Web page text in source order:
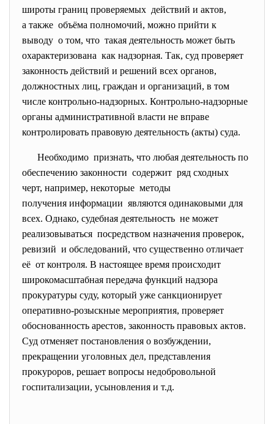
широты границ проверяемых действий и актов,
а также объёма полномочий, можно прийти к
выводу о том, что такая деятельность может быть
охарактеризована как надзорная. Так, суд проверяет
законность действий и решений всех органов,
должностных лиц, граждан и организаций, в том
числе контрольно-надзорных. Контрольно-надзорные
органы административной власти не вправе
контролировать правовую деятельность (акты) суда.
Необходимо признать, что любая деятельность по
обеспечению законности содержит ряд сходных
черт, например, некоторые методы
получения информации являются одинаковыми для
всех. Однако, судебная деятельность не может
реализовываться посредством назначения проверок,
ревизий и обследований, что существенно отличает
её от контроля. В настоящее время происходит
широкомасштабная передача функций надзора
прокуратуры суду, который уже санкционирует
оперативно-розыскные мероприятия, проверяет
обоснованность арестов, законность правовых актов.
Суд отменяет постановления о возбуждении,
прекращении уголовных дел, представления
прокуроров, решает вопросы недобровольной
госпитализации, усыновления и т.д.